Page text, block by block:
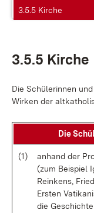
3.5.5 Kirche
3.5.5 Kir­che
Die Schü­le­rin­nen
Wir­ken der
Die
(1)
an­hand der
(zum Bei­spiel
Rein­kens,
Ers­ten
die